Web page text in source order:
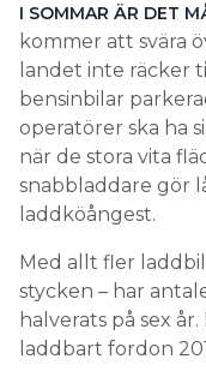
I SOMMAR ÄR DET
kommer att svära
landet inte räcker
bensinbilar
operatörer ska ha
när de stora vita
snabbladdare gör
laddköångest.
Med allt fler
stycken – har
halverats på sex
laddbart fordon